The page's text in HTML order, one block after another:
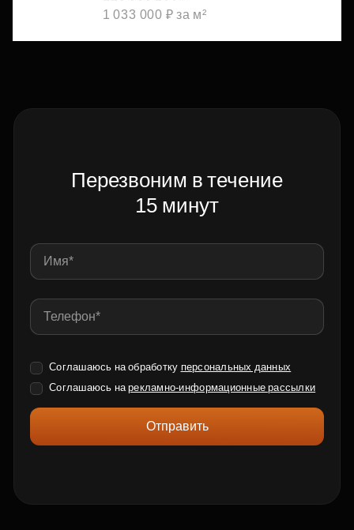
1 033 000 ₽ за м²
Перезвоним в течение
15 минут
Соглашаюсь на обработку персональных данных
Соглашаюсь нарекламно-информационные рассылки
Отправить